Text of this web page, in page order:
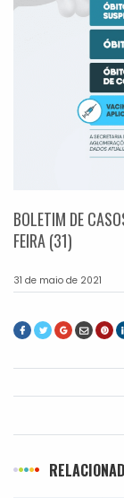
BOLETIM DE
FEIRA (31)
31 de maio de 2021